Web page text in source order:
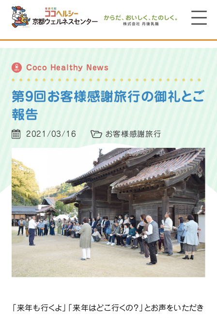
からだ、おいしく、たのしく。
株式会社 丹後乳販
Coco Healthy News
第9回お客様感謝旅行の御礼とご
報告
2021/03/16 お客様感謝旅行
「来年も行くよ」「来年はどこ行くの？」とお声をいただき